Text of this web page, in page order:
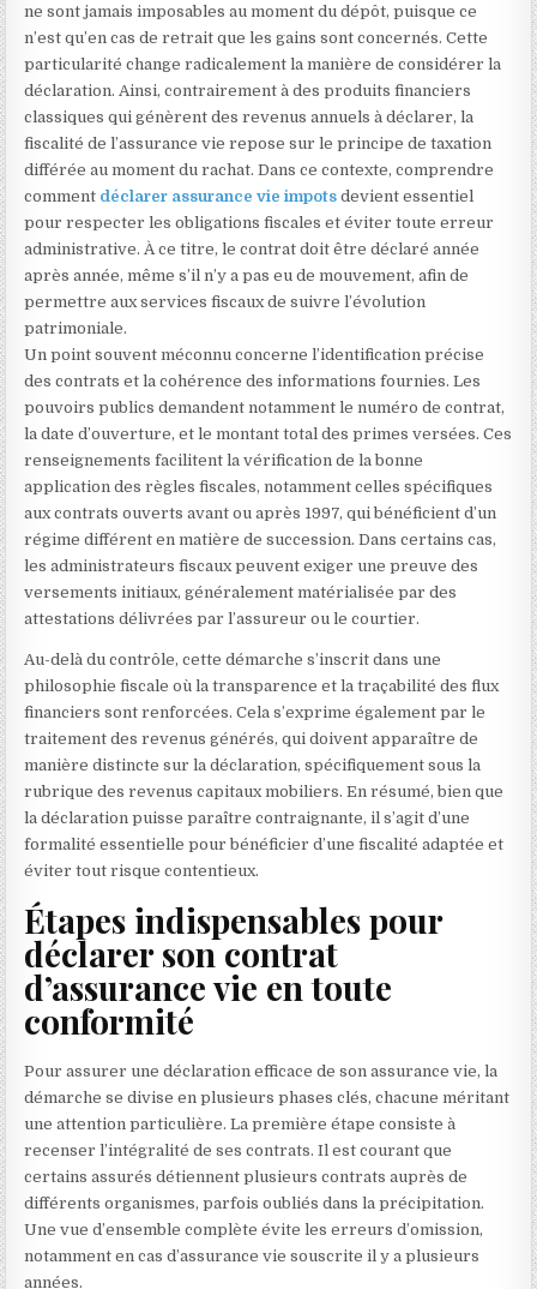
ne sont jamais imposables au moment du dépôt, puisque ce
n’est qu’en cas de retrait que les gains sont concernés. Cette
particularité change radicalement la manière de considérer la
déclaration. Ainsi, contrairement à des produits financiers
classiques qui génèrent des revenus annuels à déclarer, la
fiscalité de l’assurance vie repose sur le principe de taxation
différée au moment du rachat. Dans ce contexte, comprendre
comment déclarer assurance vie impots devient essentiel
pour respecter les obligations fiscales et éviter toute erreur
administrative. À ce titre, le contrat doit être déclaré année
après année, même s’il n’y a pas eu de mouvement, afin de
permettre aux services fiscaux de suivre l’évolution
patrimoniale.
Un point souvent méconnu concerne l’identification précise
des contrats et la cohérence des informations fournies. Les
pouvoirs publics demandent notamment le numéro de contrat,
la date d’ouverture, et le montant total des primes versées. Ces
renseignements facilitent la vérification de la bonne
application des règles fiscales, notamment celles spécifiques
aux contrats ouverts avant ou après 1997, qui bénéficient d’un
régime différent en matière de succession. Dans certains cas,
les administrateurs fiscaux peuvent exiger une preuve des
versements initiaux, généralement matérialisée par des
attestations délivrées par l’assureur ou le courtier.
Au-delà du contrôle, cette démarche s’inscrit dans une
philosophie fiscale où la transparence et la traçabilité des flux
financiers sont renforcées. Cela s’exprime également par le
traitement des revenus générés, qui doivent apparaître de
manière distincte sur la déclaration, spécifiquement sous la
rubrique des revenus capitaux mobiliers. En résumé, bien que
la déclaration puisse paraître contraignante, il s’agit d’une
formalité essentielle pour bénéficier d’une fiscalité adaptée et
éviter tout risque contentieux.
Étapes indispensables pour
déclarer son contrat
d’assurance vie en toute
conformité
Pour assurer une déclaration efficace de son assurance vie, la
démarche se divise en plusieurs phases clés, chacune méritant
une attention particulière. La première étape consiste à
recenser l’intégralité de ses contrats. Il est courant que
certains assurés détiennent plusieurs contrats auprès de
différents organismes, parfois oubliés dans la précipitation.
Une vue d’ensemble complète évite les erreurs d’omission,
notamment en cas d’assurance vie souscrite il y a plusieurs
années.